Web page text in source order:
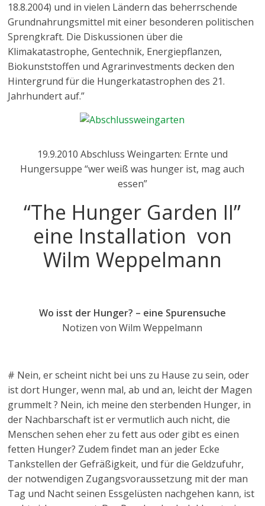
18.8.2004) und in vielen Ländern das beherrschende
Grundnahrungsmittel mit einer besonderen politischen
Sprengkraft. Die Diskussionen über die
Klimakatastrophe, Gentechnik, Energiepflanzen,
Biokunststoffen und Agrarinvestments decken den
Hintergrund für die Hungerkatastrophen des 21.
Jahrhundert auf.”
19.9.2010 Abschluss Weingarten: Ernte und
Hungersuppe “wer weiß was hunger ist, mag auch
essen”
“The Hunger Garden II”
eine Installation von
Wilm Weppelmann
Wo isst der Hunger? – eine Spurensuche
Notizen von Wilm Weppelmann
# Nein, er scheint nicht bei uns zu Hause zu sein, oder
ist dort Hunger, wenn mal, ab und an, leicht der Magen
grummelt ? Nein, ich meine den sterbenden Hunger, in
der Nachbarschaft ist er vermutlich auch nicht, die
Menschen sehen eher zu fett aus oder gibt es einen
fetten Hunger? Zudem findet man an jeder Ecke
Tankstellen der Gefräßigkeit, und für die Geldzufuhr,
der notwendigen Zugangsvoraussetzung mit der man
Tag und Nacht seinen Essgelüsten nachgehen kann, ist